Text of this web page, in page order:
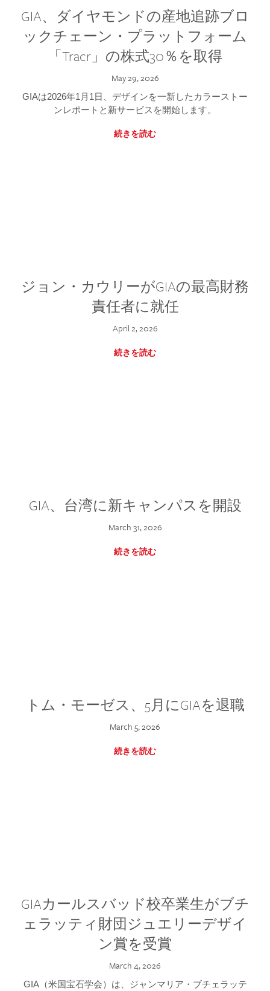
GIA、ダイヤモンドの産地追跡ブロ
ックチェーン・プラットフォーム
「Tracr」の株式30％を取得
May 29, 2026
GIAは2026年1月1日、デザインを一新したカラーストー
ンレポートと新サービスを開始します。
続きを読む
ジョン・カウリーがGIAの最高財務
責任者に就任
April 2, 2026
続きを読む
GIA、台湾に新キャンパスを開設
March 31, 2026
続きを読む
トム・モーゼス、5月にGIAを退職
March 5, 2026
続きを読む
GIAカールスバッド校卒業生がブチ
ェラッティ財団ジュエリーデザイ
ン賞を受賞
March 4, 2026
GIA（米国宝石学会）は、ジャンマリア・ブチェラッテ